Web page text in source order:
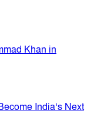
Khan in
India’s Next